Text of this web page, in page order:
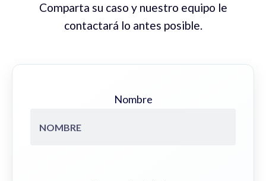
Comparta su caso y nuestro equipo le
contactará lo antes posible.
Nombre